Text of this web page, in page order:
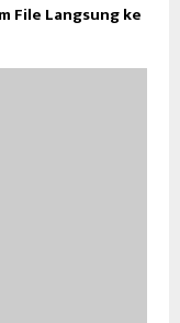
File Langsung ke